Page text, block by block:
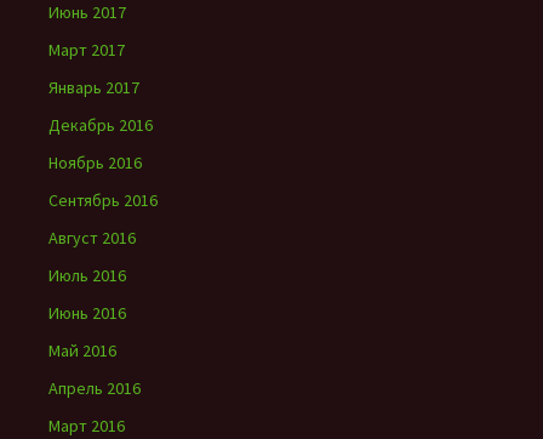
Июнь 2017
Март 2017
Январь 2017
Декабрь 2016
Ноябрь 2016
Сентябрь 2016
Август 2016
Июль 2016
Июнь 2016
Май 2016
Апрель 2016
Март 2016